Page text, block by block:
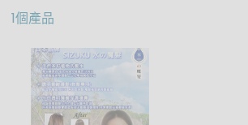
1個產品